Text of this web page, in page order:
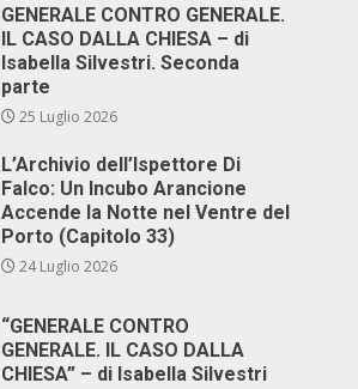
GENERALE CONTRO GENERALE.
IL CASO DALLA CHIESA – di
Isabella Silvestri. Seconda
parte
25 Luglio 2026
L’Archivio dell’Ispettore Di
Falco: Un Incubo Arancione
Accende la Notte nel Ventre del
Porto (Capitolo 33)
24 Luglio 2026
“GENERALE CONTRO
GENERALE. IL CASO DALLA
CHIESA” – di Isabella Silvestri